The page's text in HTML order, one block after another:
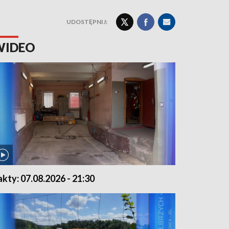
UDOSTĘPNIJ:
07.08.2026 - 21:30